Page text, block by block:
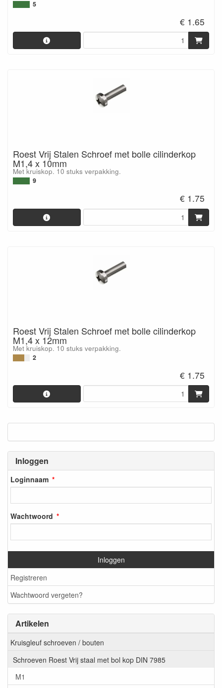
Inloggen
Loginnaam
Wachtwoord
Inloggen
Registreren
Wachtwoord vergeten?
Artikelen
Kruisgleuf schroeven / bouten
Schroeven Roest Vrij staal met bol kop DIN 7985
M1
5
€ 1.65
Roest Vrij Stalen Schroef met bolle cilinderkop
M1,4 x 10mm
Met kruiskop. 10 stuks verpakking.
9
€ 1.75
Roest Vrij Stalen Schroef met bolle cilinderkop
M1,4 x 12mm
Met kruiskop. 10 stuks verpakking.
2
€ 1.75